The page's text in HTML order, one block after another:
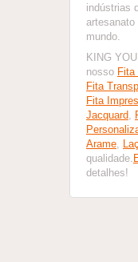
indústrias
artesanato
mundo.
KING
nosso Fita
Fita
Fita
Jacquard,
Arame,
qualidade.
detalhes!